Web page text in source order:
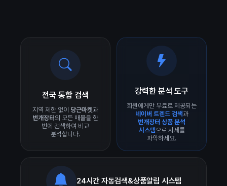
전국 통합 검색
지역 제한 없이 당근마켓과
번개장터의 모든 매물을 한
번에 검색하여 비교
분석합니다.
강력한 분석 도구
회원에게만 무료로 제공되는
네이버 트렌드 검색과
번개장터 상품 분석
시스템으로 시세를
파악하세요.
24시간 자동검색&상품알림 시스템